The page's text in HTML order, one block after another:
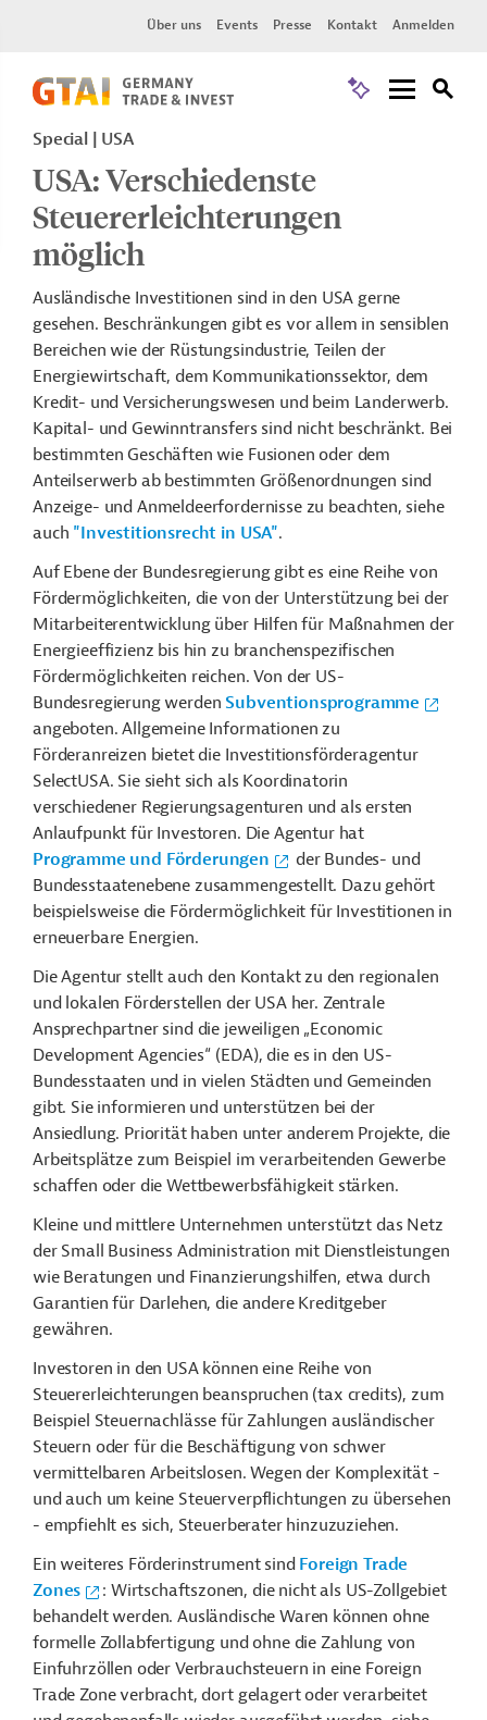
Über uns Events Presse Kontakt Anmelden
Special USA
USA: Verschiedenste
Steuererleichterungen
möglich
Ausländische Investitionen sind in den USA gerne
gesehen. Beschränkungen gibt es vor allem in sensiblen
Bereichen wie der Rüstungsindustrie, Teilen der
Energiewirtschaft, dem Kommunikationssektor, dem
Kredit- und Versicherungswesen und beim Landerwerb.
Kapital- und Gewinntransfers sind nicht beschränkt. Bei
bestimmten Geschäften wie Fusionen oder dem
Anteilserwerb ab bestimmten Größenordnungen sind
Anzeige- und Anmeldeerfordernisse zu beachten, siehe
auch "Investitionsrecht in USA".
Auf Ebene der Bundesregierung gibt es eine Reihe von
Fördermöglichkeiten, die von der Unterstützung bei der
Mitarbeiterentwicklung über Hilfen für Maßnahmen der
Energieeffizienz bis hin zu branchenspezifischen
Fördermöglichkeiten reichen. Von der US-
Bundesregierung werden Subventionsprogramme
angeboten. Allgemeine Informationen zu
Förderanreizen bietet die Investitionsförderagentur
SelectUSA. Sie sieht sich als Koordinatorin
verschiedener Regierungsagenturen und als ersten
Anlaufpunkt für Investoren. Die Agentur hat
Programme und Förderungen
der Bundes- und
Bundesstaatenebene zusammengestellt. Dazu gehört
beispielsweise die Fördermöglichkeit für Investitionen in
erneuerbare Energien.
Die Agentur stellt auch den Kontakt zu den regionalen
und lokalen Förderstellen der USA her. Zentrale
Ansprechpartner sind die jeweiligen „Economic
Development Agencies“ (EDA), die es in den US-
Bundesstaaten und in vielen Städten und Gemeinden
gibt. Sie informieren und unterstützen bei der
Ansiedlung. Priorität haben unter anderem Projekte, die
Arbeitsplätze zum Beispiel im verarbeitenden Gewerbe
schaffen oder die Wettbewerbsfähigkeit stärken.
Kleine und mittlere Unternehmen unterstützt das Netz
der Small Business Administration mit Dienstleistungen
wie Beratungen und Finanzierungshilfen, etwa durch
Garantien für Darlehen, die andere Kreditgeber
gewähren.
Investoren in den USA können eine Reihe von
Steuererleichterungen beanspruchen (tax credits), zum
Beispiel Steuernachlässe für Zahlungen ausländischer
Steuern oder für die Beschäftigung von schwer
vermittelbaren Arbeitslosen. Wegen der Komplexität -
und auch um keine Steuerverpflichtungen zu übersehen
- empfiehlt es sich, Steuerberater hinzuzuziehen.
Ein weiteres Förderinstrument sind Foreign Trade
Zones
: Wirtschaftszonen, die nicht als US-Zollgebiet
behandelt werden. Ausländische Waren können ohne
formelle Zollabfertigung und ohne die Zahlung von
Einfuhrzöllen oder Verbrauchsteuern in eine Foreign
Trade Zone verbracht, dort gelagert oder verarbeitet